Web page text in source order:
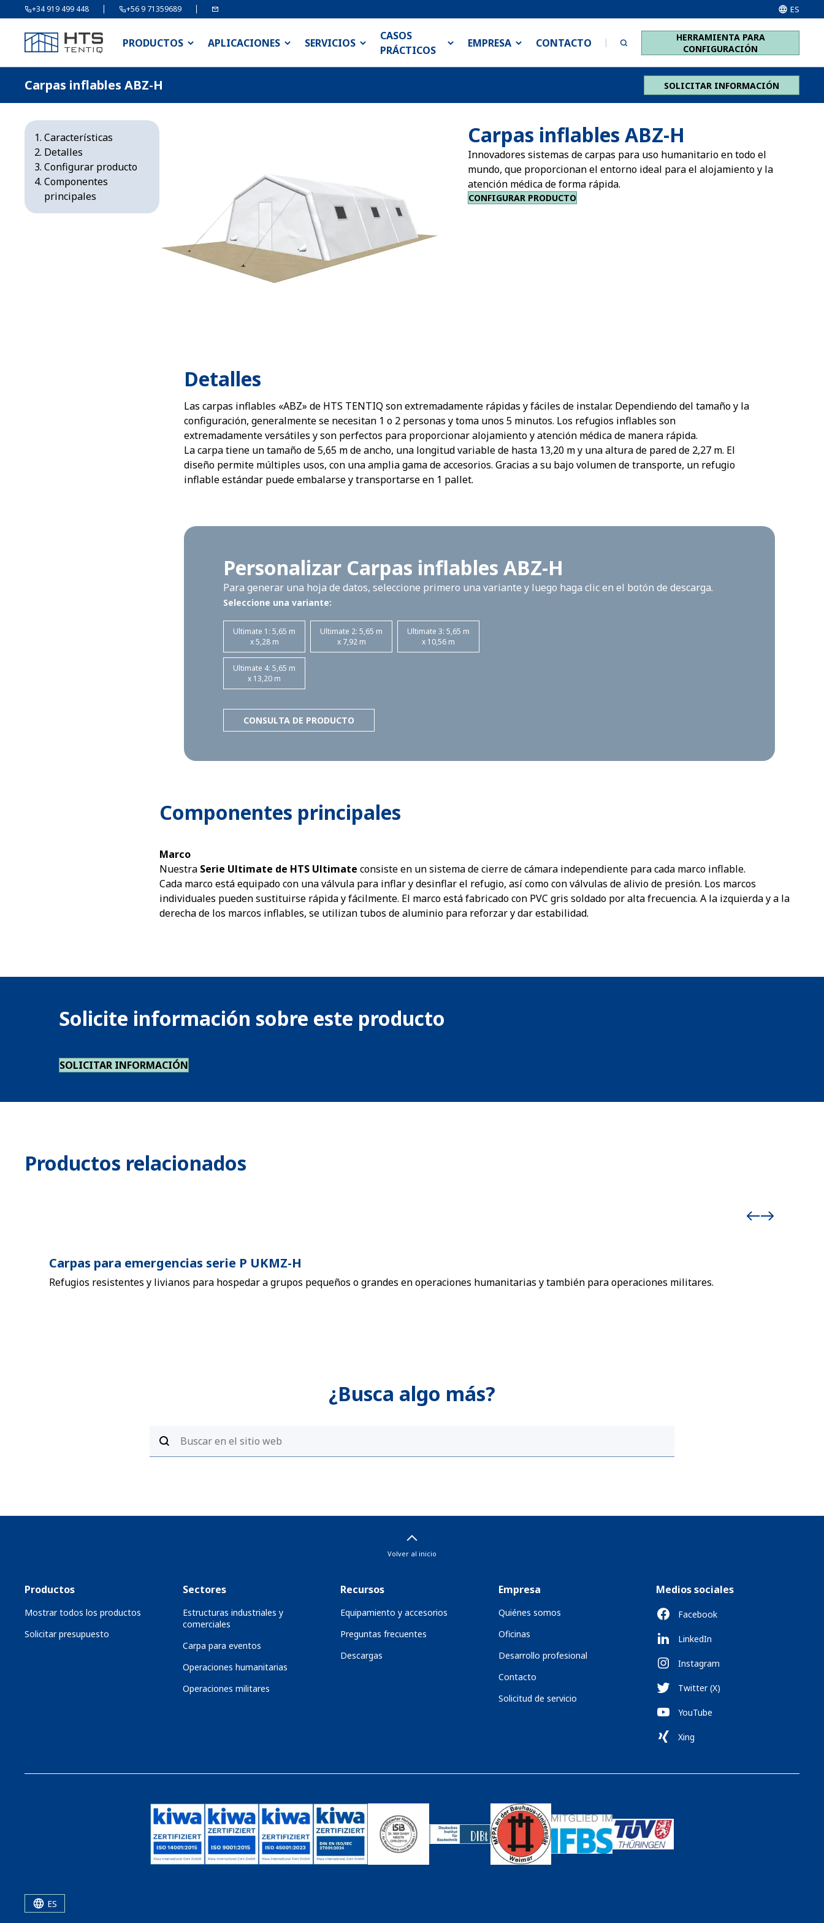
+34 919 499 448 +56 9 71359689 ES
PRODUCTOS APLICACIONES SERVICIOS
CASOS
PRÁCTICOS
EMPRESA CONTACTO
HERRAMIENTA PARA
CONFIGURACIÓN
Carpas inflables ABZ-H SOLICITAR INFORMACIÓN
Características
Detalles
Configurar producto
Componentes
principales
Carpas inflables ABZ-H
Innovadores sistemas de carpas para uso humanitario en todo el
mundo, que proporcionan el entorno ideal para el alojamiento y la
atención médica de forma rápida.
CONFIGURAR PRODUCTO
Detalles
Las carpas inflables «ABZ» de HTS TENTIQ son extremadamente rápidas y fáciles de instalar. Dependiendo del tamaño y la
configuración, generalmente se necesitan 1 o 2 personas y toma unos 5 minutos. Los refugios inflables son
extremadamente versátiles y son perfectos para proporcionar alojamiento y atención médica de manera rápida.
La carpa tiene un tamaño de 5,65 m de ancho, una longitud variable de hasta 13,20 m y una altura de pared de 2,27 m. El
diseño permite múltiples usos, con una amplia gama de accesorios. Gracias a su bajo volumen de transporte, un refugio
inflable estándar puede embalarse y transportarse en 1 pallet.
Personalizar Carpas inflables ABZ-H
Para generar una hoja de datos, seleccione primero una variante y luego haga clic en el botón de descarga.
Seleccione una variante:
Ultimate 1: 5,65 m
x 5,28 m
Ultimate 2: 5,65 m
x 7,92 m
Ultimate 3: 5,65 m
x 10,56 m
Ultimate 4: 5,65 m
x 13,20 m
CONSULTA DE PRODUCTO
Componentes principales
Marco
Nuestra Serie Ultimate de HTS Ultimate consiste en un sistema de cierre de cámara independiente para cada marco inflable.
Cada marco está equipado con una válvula para inflar y desinflar el refugio, así como con válvulas de alivio de presión. Los marcos
individuales pueden sustituirse rápida y fácilmente. El marco está fabricado con PVC gris soldado por alta frecuencia. A la izquierda y a la
derecha de los marcos inflables, se utilizan tubos de aluminio para reforzar y dar estabilidad.
Solicite información sobre este producto
SOLICITAR INFORMACIÓN
Productos relacionados
Carpas para emergencias serie P UKMZ-H
Refugios resistentes y livianos para hospedar a grupos pequeños o grandes en operaciones humanitarias y también para operaciones militares.
¿Busca algo más?
Volver al inicio
Productos
Mostrar todos los productos
Solicitar presupuesto
Sectores
Estructuras industriales y
comerciales
Carpa para eventos
Operaciones humanitarias
Operaciones militares
Recursos
Equipamiento y accesorios
Preguntas frecuentes
Descargas
Empresa
Quiénes somos
Oficinas
Desarrollo profesional
Contacto
Solicitud de servicio
Medios sociales
Facebook
LinkedIn
Instagram
Twitter (X)
YouTube
Xing
ES